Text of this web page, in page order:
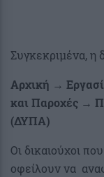
Συγκεκριμένα, η
Αρχική →
και Παροχές →
(ΔΥΠΑ)
Οι δικαιούχοι
οφείλουν να